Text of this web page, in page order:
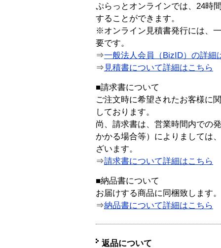
ぷらっとオンラインでは、24時
することができます。
※オンライン見積書発行には、
要です。
⇒一般法人会員（BizID）の詳細
⇒ 見積書について詳細はこちら
■請求書について
ご注文時に希望されたお客様に
しております。
尚、請求書は、営業時間内での
かかる場合等）によりましては
ざいます。
⇒請求書について詳細はこちら
■納品書について
お届けする商品に同梱致します。
⇒納品書について詳細はこちら
返品について